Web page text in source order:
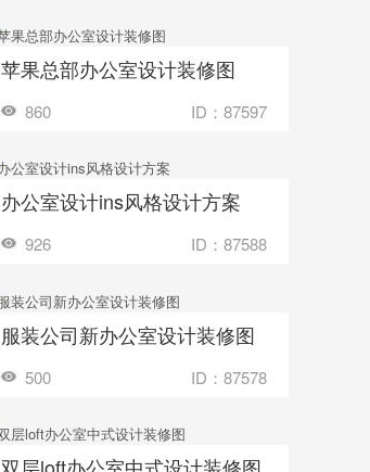
收藏 装修成这样要花多少钱？
苹果总部办公室设计装修图
860 ID：87597
收藏 装修成这样要花多少钱？
办公室设计ins风格设计方案
926 ID：87588
收藏 装修成这样要花多少钱？
服装公司新办公室设计装修图
500 ID：87578
收藏 装修成这样要花多少钱？
双层loft办公室中式设计装修图